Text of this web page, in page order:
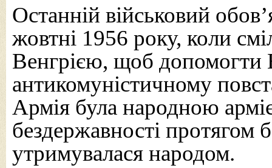
Останній військовий
жовтні 1956 року, коли
Венгрією, щоб допомогти
антикомуністичному
Армія була народною
бездержавності протягом
утримувалася народом.